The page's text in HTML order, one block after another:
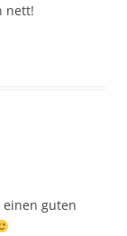
nett!
einen guten